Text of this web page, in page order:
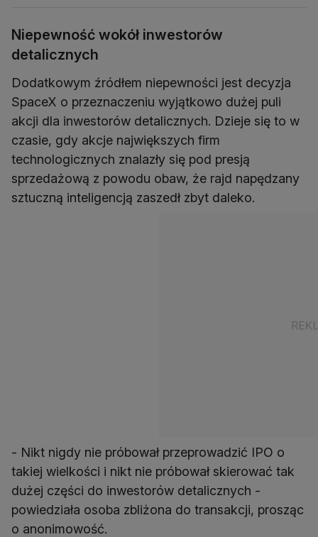
Niepewność wokół inwestorów
detalicznych
Dodatkowym źródłem niepewności jest decyzja
SpaceX o przeznaczeniu wyjątkowo dużej puli
akcji dla inwestorów detalicznych. Dzieje się to w
czasie, gdy akcje największych firm
technologicznych znalazły się pod presją
sprzedażową z powodu obaw, że rajd napędzany
sztuczną inteligencją zaszedł zbyt daleko.
- Nikt nigdy nie próbował przeprowadzić IPO o
takiej wielkości i nikt nie próbował skierować tak
dużej części do inwestorów detalicznych -
powiedziała osoba zbliżona do transakcji, prosząc
o anonimowość.